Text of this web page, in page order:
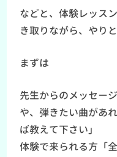
などと、体験レッス
き取りながら、やり
まずは
先生からのメッセー
や、弾きたい曲があれ
ば教えて下さい」
体験で来られる方「